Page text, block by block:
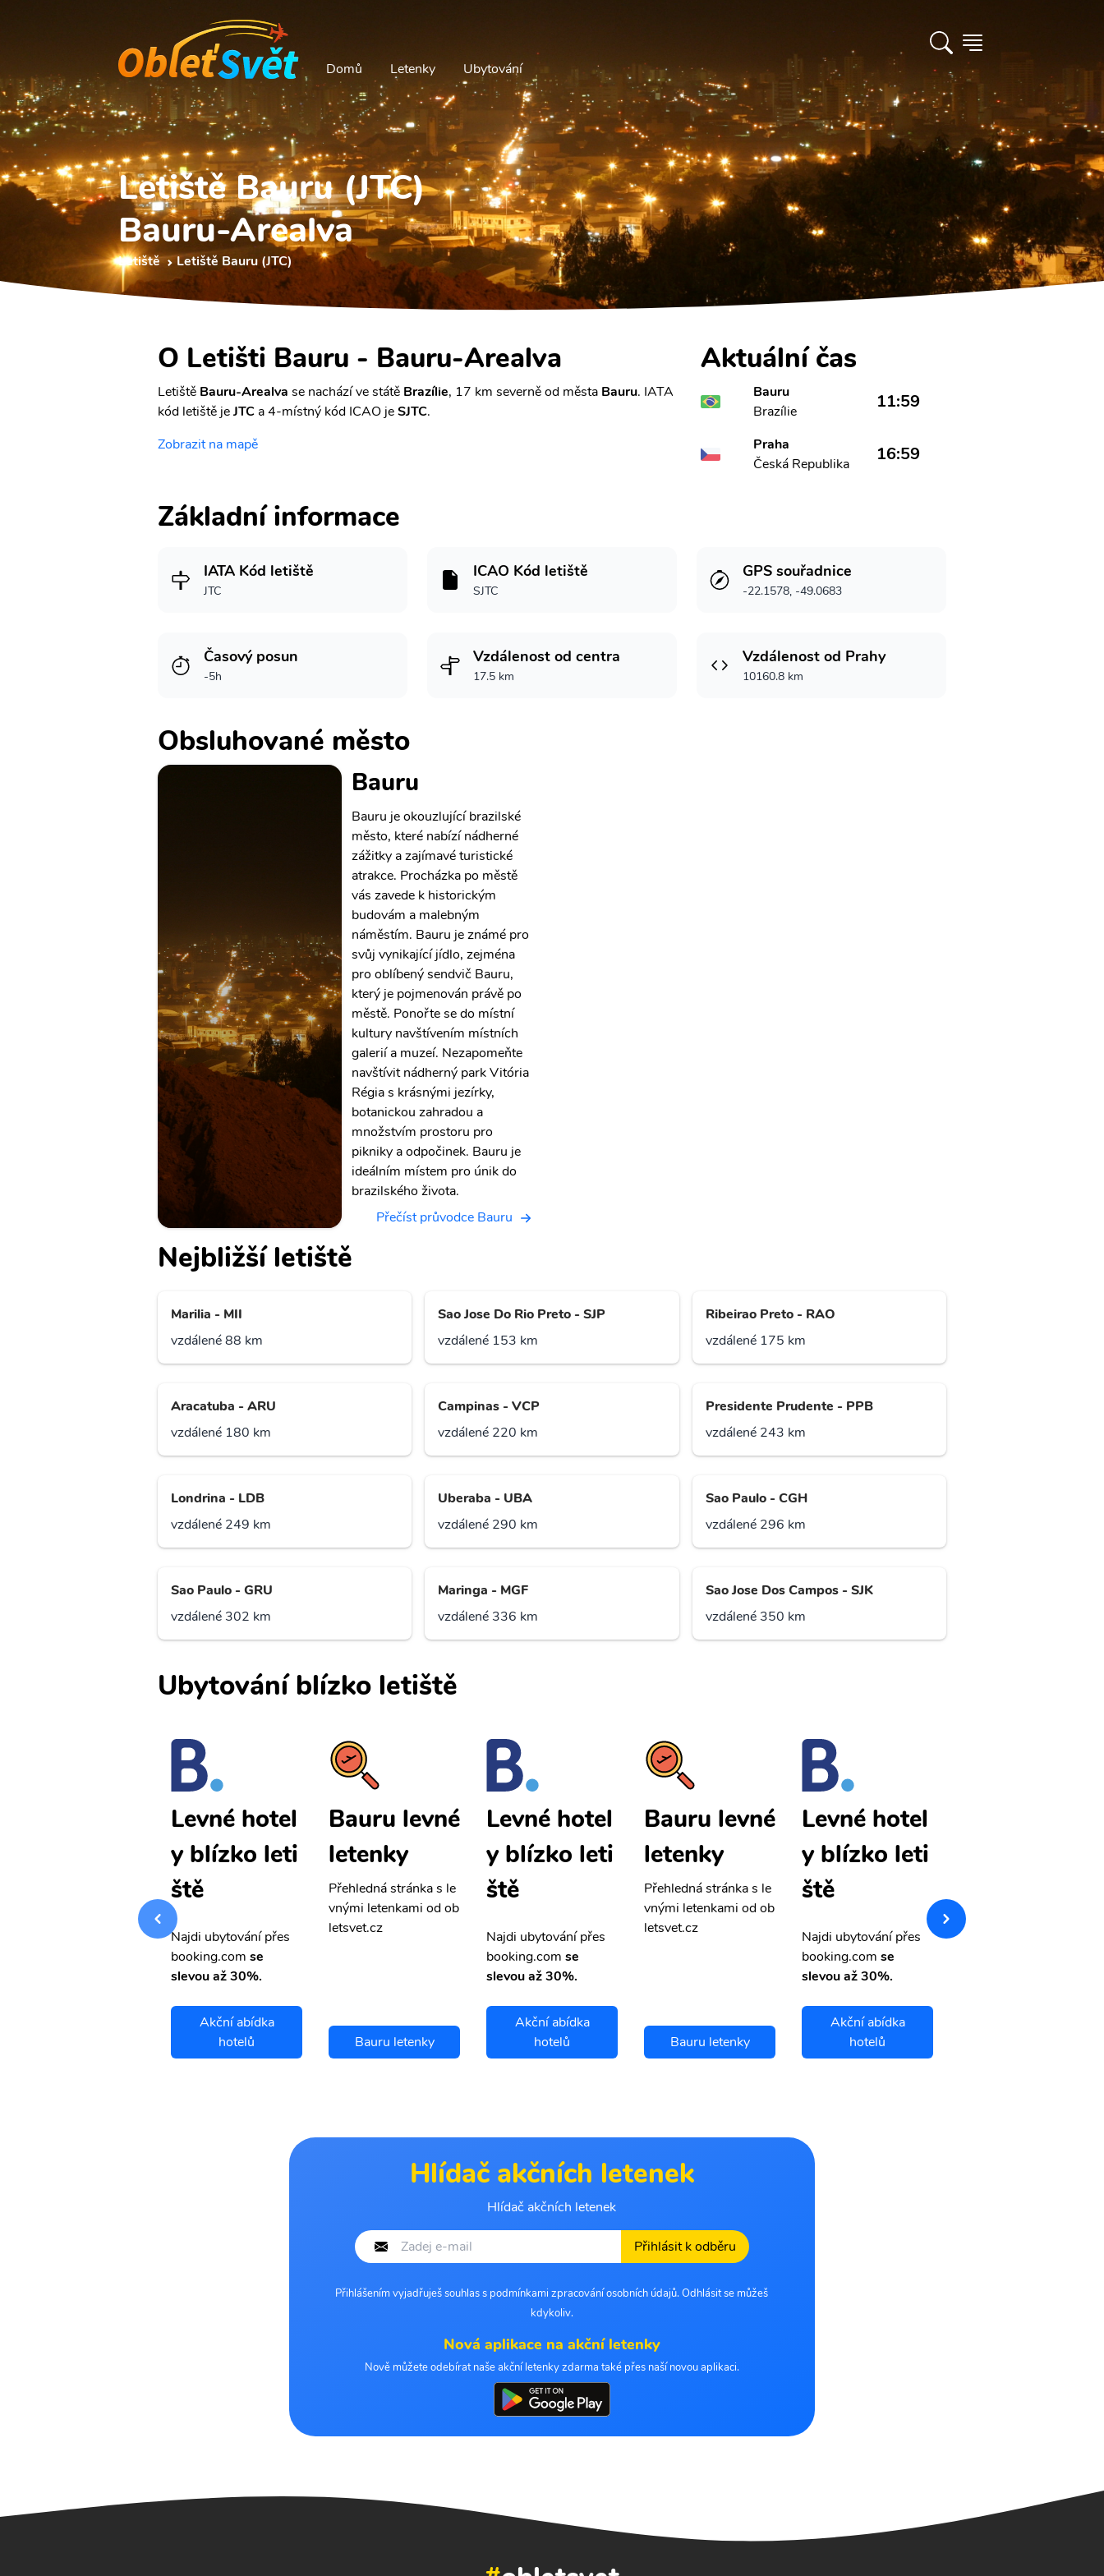
Domů Letenky Ubytování
Letiště Bauru (JTC)
Bauru-Arealva
Letiště Letiště Bauru (JTC)
O Letišti Bauru - Bauru-Arealva
Letiště Bauru-Arealva se nachází ve státě Brazílie, 17 km severně od města Bauru. IATA
kód letiště jeJTC a 4-místný kód ICAO jeSJTC.
Zobrazit na mapě
Aktuální čas
Bauru
Brazílie
11:59
Praha
Česká Republika
16:59
Základní informace
IATA Kód letiště
JTC
ICAO Kód letiště
SJTC
GPS souřadnice
-22.1578, -49.0683
Časový posun
-5h
Vzdálenost od centra
17.5 km
Vzdálenost od Prahy
10160.8 km
Obsluhované město
Bauru
Bauru je okouzlující brazilské
město, které nabízí nádherné
zážitky a zajímavé turistické
atrakce. Procházka po městě
vás zavede k historickým
budovám a malebným
náměstím. Bauru je známé pro
svůj vynikající jídlo, zejména
pro oblíbený sendvič Bauru,
který je pojmenován právě po
městě. Ponořte se do místní
kultury navštívením místních
galerií a muzeí. Nezapomeňte
navštívit nádherný park Vitória
Régia s krásnými jezírky,
botanickou zahradou a
množstvím prostoru pro
pikniky a odpočinek. Bauru je
ideálním místem pro únik do
brazilského života.
Přečíst průvodce Bauru
Nejbližší letiště
Marilia - MII
vzdálené 88 km
Sao Jose Do Rio Preto - SJP
vzdálené 153 km
Ribeirao Preto - RAO
vzdálené 175 km
Aracatuba - ARU
vzdálené 180 km
Campinas - VCP
vzdálené 220 km
Presidente Prudente - PPB
vzdálené 243 km
Londrina - LDB
vzdálené 249 km
Uberaba - UBA
vzdálené 290 km
Sao Paulo - CGH
vzdálené 296 km
Sao Paulo - GRU
vzdálené 302 km
Maringa - MGF
vzdálené 336 km
Sao Jose Dos Campos - SJK
vzdálené 350 km
Ubytování blízko letiště
vnými letenkami od ob
Levné hotel
y blízko leti
ště
Najdi ubytování přes
booking.com se
slevou až 30%.
Akční abídka
hotelů
Bauru levné
letenky
Přehledná stránka s le
vnými letenkami od ob
letsvet.cz
Bauru letenky
Levné hotel
y blízko leti
ště
Najdi ubytování přes
booking.com se
slevou až 30%.
Akční abídka
hotelů
Bauru levné
letenky
Přehledná stránka s le
vnými letenkami od ob
letsvet.cz
Bauru letenky
Levné hotel
y blízko leti
ště
Najdi ubytování přes
booking.com se
slevou až 30%.
Akční abídka
hotelů
vnými letenkami od ob
letsvet.cz
Hlídač akčních letenek
Hlídač akčních letenek
Přihlásit k odběru
Přihlášením vyjadřuješ souhlas s podmínkami zpracování osobních údajů. Odhlásit se můžeš
kdykoliv.
Nová aplikace na akční letenky
Nově můžete odebírat naše akční letenky zdarma také přes naší novou aplikaci.